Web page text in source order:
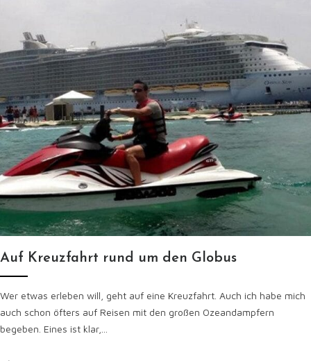
Auf Kreuzfahrt rund um den Globus
Wer etwas erleben will, geht auf eine Kreuzfahrt. Auch ich habe mich
auch schon öfters auf Reisen mit den großen Ozeandampfern
begeben. Eines ist klar,...